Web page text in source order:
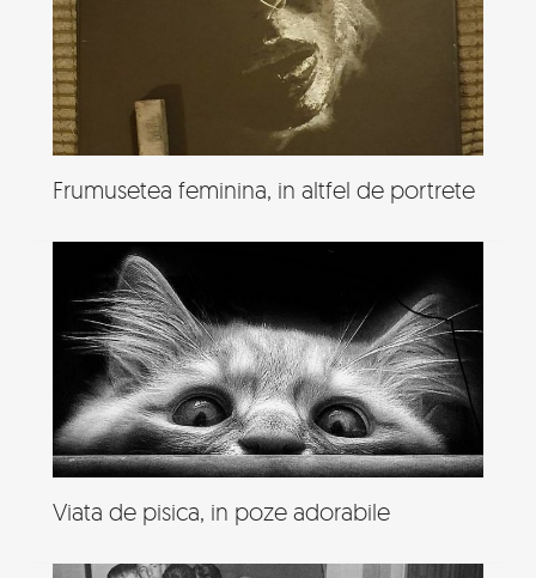
Frumusetea feminina, in altfel de portrete
Viata de pisica, in poze adorabile